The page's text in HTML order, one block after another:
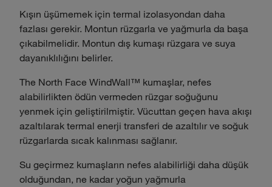
Kışın üşümemek için termal izolasyondan daha
fazlası gerekir. Montun rüzgarla ve yağmurla da başa
çıkabilmelidir. Montun dış kumaşı rüzgara ve suya
dayanıklılığını belirler.
The North Face WindWall™ kumaşlar, nefes
alabilirlikten ödün vermeden rüzgar soğuğunu
yenmek için geliştirilmiştir. Vücuttan geçen hava akışı
azaltılarak termal enerji transferi de azaltılır ve soğuk
rüzgarlarda sıcak kalınması sağlanır.
Su geçirmez kumaşların nefes alabilirliği daha düşük
olduğundan, ne kadar yoğun yağmurla